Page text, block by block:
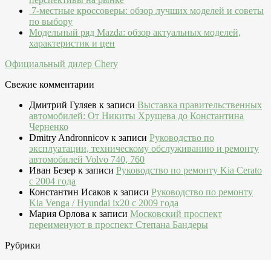
7-местные кроссоверы: обзор лучших моделей и советы
по выбору
Модельный ряд Mazda: обзор актуальных моделей,
характеристик и цен
Официальный дилер Chery
Свежие комментарии
Дмитрий Гуляев к записи Выставка правительственных
автомобилей: От Никиты Хрущева до Константина
Черненко
Dmitry Andronnicov к записи Руководство по
эксплуатации, техническому обслуживанию и ремонту
автомобилей Volvo 740, 760
Иван Безер к записи Руководство по ремонту Kia Cerato
c 2004 года
Константин Исаков к записи Руководство по ремонту
Kia Venga / Hyundai ix20 c 2009 года
Мария Орлова к записи Московский проспект
переименуют в проспект Степана Бандеры
Рубрики